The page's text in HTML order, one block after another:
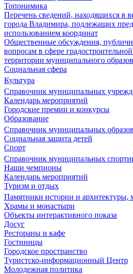
Топонимика
Перечень сведений, находящихся в
города Владимира, подлежащих
использованием координат
Общественные обсуждения,
вопросам в сфере
территории муниципального
Социальная сфера
Культура
Справочник муниципальных
Календарь мероприятий
Городские премии и конкурсы
Образование
Справочник муниципальных
Социальная защита детей
Спорт
Справочник муниципальных
Наши чемпионы
Календарь мероприятий
Туризм и отдых
Памятники истории и архитектуры,
Храмы и монастыри
Объекты интерактивного показа
Досуг
Рестораны и кафе
Гостиницы
Городское пространство
Туристско-информационный Центр
Молодежная политика